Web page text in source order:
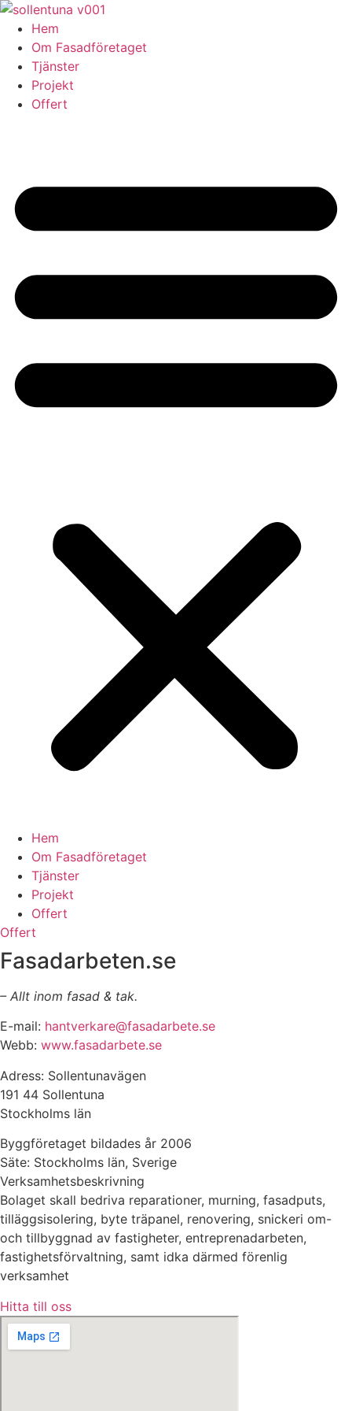
Skip
content
Hem
Om Fasadföretaget
Tjänster
Projekt
Offert
Hem
Om Fasadföretaget
Tjänster
Projekt
Offert
Offert
Fasadarbeten.se
– Allt inom fasad & tak.
E-mail: hantverkare@fasadarbete.se
Webb: www.fasadarbete.se
Adress: Sollentunavägen
191 44 Sollentuna
Stockholms län
Byggföretaget bildades år 2006
Säte: Stockholms län, Sverige
Verksamhetsbeskrivning
Bolaget skall bedriva reparationer, murning, fasadputs,
tilläggsisolering, byte träpanel, renovering, snickeri om-
och tillbyggnad av fastigheter, entreprenadarbeten,
fastighetsförvaltning, samt idka därmed förenlig
verksamhet
Hitta till oss